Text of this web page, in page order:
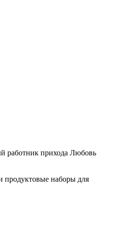
работник прихода Любовь
продуктовые наборы для